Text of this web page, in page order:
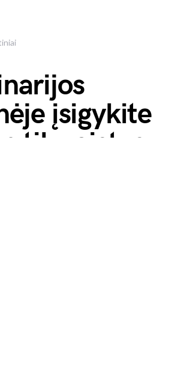
įsigykite
tik vaistus